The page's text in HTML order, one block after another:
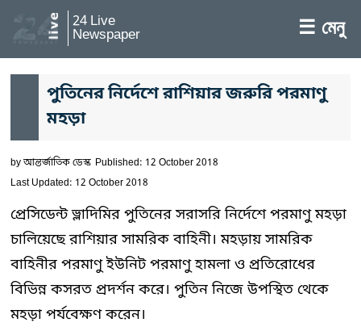
24 Live
Newspaper ☰ মেনু
পুতিনের নির্দেশে রাশিয়ার জরুরি পরমাণু
মহড়া
byআন্তর্জাতিক ডেস্ক Published: 12 October 2018
Last Updated: 12 October 2018
প্রেসিডেন্ট ভ্লাদিমির পুতিনের সরাসরি নির্দেশে পরমাণু মহড়া
চালিয়েছে রাশিয়ার সামরিক বাহিনী। মহড়ায় সামরিক
বাহিনীর পরমাণু ইউনিট পরমাণু হামলা ও প্রতিরোধের
বিভিন্ন কসরত প্রদর্শন করে। পুতিন নিজে উপস্থিত থেকে
মহড়া পর্যবেক্ষণ করেন।